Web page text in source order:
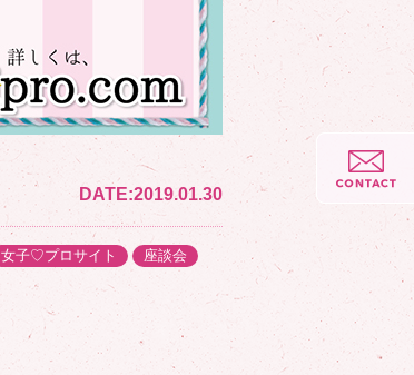
DATE:2019.01.30
女子♡プロサイト
座談会